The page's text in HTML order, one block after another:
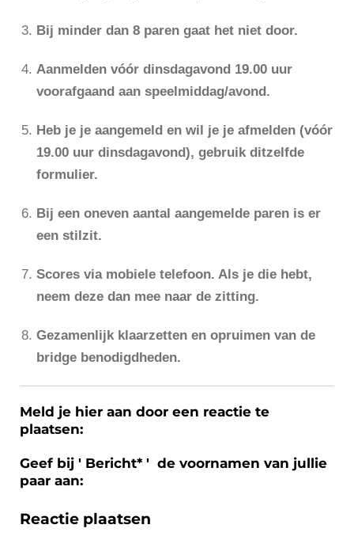
Bij minder dan 8 paren gaat het niet door.
Aanmelden vóór dinsdagavond 19.00 uur
voorafgaand aan speelmiddag/avond.
Heb je je aangemeld en wil je je afmelden (vóór
19.00 uur dinsdagavond), gebruik ditzelfde
formulier.
Bij een oneven aantal aangemelde paren is er
een stilzit.
Scores via mobiele telefoon. Als je die hebt,
neem deze dan mee naar de zitting.
Gezamenlijk klaarzetten en opruimen van de
bridge benodigdheden.
Meld je hier aan door een reactie te
plaatsen:
Geef bij ' Bericht* ' de voornamen van jullie
paar aan:
Reactie plaatsen